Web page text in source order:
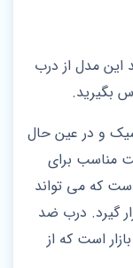
این مدل از درب
بگیرید.
و در عین حال
مناسب برای
که می تواند
گیرد. درب ضد
است که از